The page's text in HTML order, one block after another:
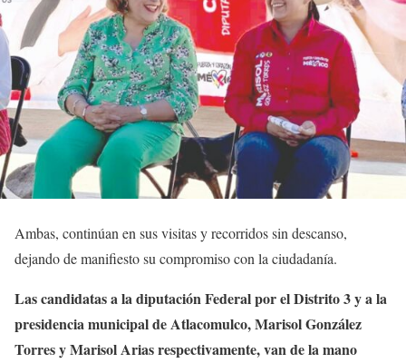
Ambas, continúan en sus visitas y recorridos sin descanso,
dejando de manifiesto su compromiso con la ciudadanía.
Las candidatas a la diputación Federal por el Distrito 3 y a la
presidencia municipal de Atlacomulco, Marisol González
Torres y Marisol Arias respectivamente, van de la mano